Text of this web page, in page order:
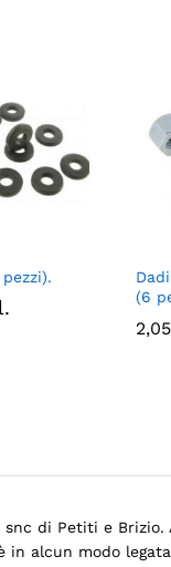
(6
2,05
di Petiti e Brizio.
in alcun modo